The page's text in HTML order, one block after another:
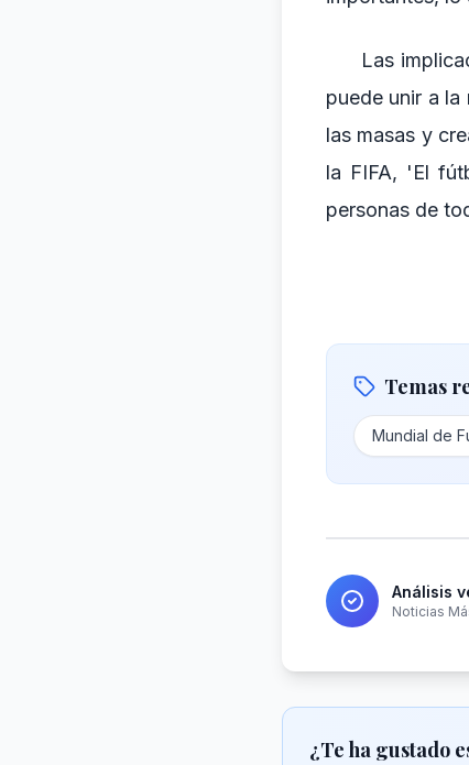
Las
puede unir a
las masas y
la FIFA, 'El
personas de
Temas
Mundial de
Análisis
Noticias
¿Te ha gustado